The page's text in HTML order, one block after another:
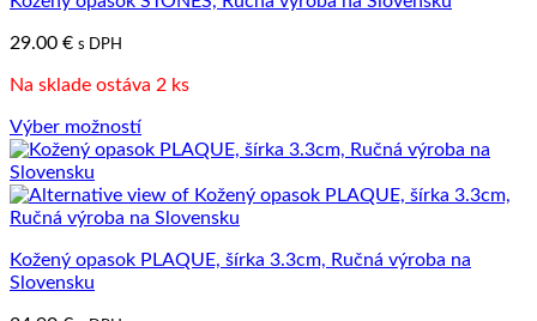
29.00 € s DPH
Na sklade ostáva 2 ks
Výber možností
Tento
produkt
má
viacero
Možnosti
si
Kožený opasok PLAQUE, šírka 3.3cm, Ručná výroba na
Slovensku